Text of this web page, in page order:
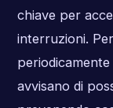
chiave per
interruzioni.
avvisano di